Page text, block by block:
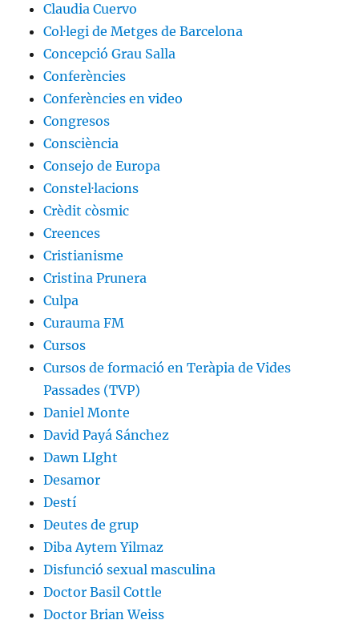
Claudia Cuervo
Col·legi de Metges de Barcelona
Concepció Grau Salla
Conferències
Conferències en video
Congresos
Consciència
Consejo de Europa
Constel·lacions
Crèdit còsmic
Creences
Cristianisme
Cristina Prunera
Culpa
Curauma FM
Cursos
Cursos de formació en Teràpia de Vides
Passades (TVP)
Daniel Monte
David Payá Sánchez
Dawn LIght
Desamor
Destí
Deutes de grup
Diba Aytem Yilmaz
Disfunció sexual masculina
Doctor Basil Cottle
Doctor Brian Weiss